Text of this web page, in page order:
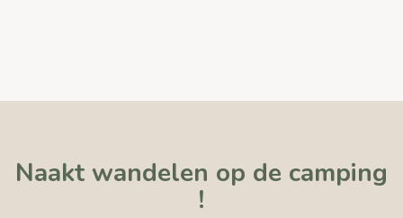
Naakt wandelen op de camping
!